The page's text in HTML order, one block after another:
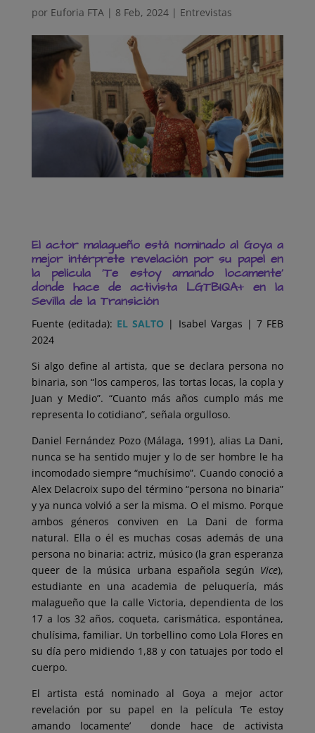
por Euforia FTA| 8 Feb, 2024| Entrevistas
El actor malagueño está nominado al Goya a
mejor intérprete revelación por su papel en
la película ‘Te estoy amando locamente’
donde hace de activista LGTBIQA+ en la
Sevilla de la Transición
Fuente (editada): EL SALTO | Isabel Vargas | 7 FEB
2024
Si algo define al artista, que se declara persona no
binaria, son “los camperos, las tortas locas, la copla y
Juan y Medio”. “Cuanto más años cumplo más me
representa lo cotidiano”, señala orgulloso.
Daniel Fernández Pozo (Málaga, 1991), alias La Dani,
nunca se ha sentido mujer y lo de ser hombre le ha
incomodado siempre “muchísimo”. Cuando conoció a
Alex Delacroix supo del término “persona no binaria”
y ya nunca volvió a ser la misma. O el mismo. Porque
ambos géneros conviven en La Dani de forma
natural. Ella o él es muchas cosas además de una
persona no binaria: actriz, músico (la gran esperanza
queer de la música urbana española según Vice),
estudiante en una academia de peluquería, más
malagueño que la calle Victoria, dependienta de los
17 a los 32 años, coqueta, carismática, espontánea,
chulísima, familiar. Un torbellino como Lola Flores en
su día pero midiendo 1,88 y con tatuajes por todo el
cuerpo.
El artista está nominado al Goya a mejor actor
revelación por su papel en la película ‘Te estoy
amando locamente’ donde hace de activista